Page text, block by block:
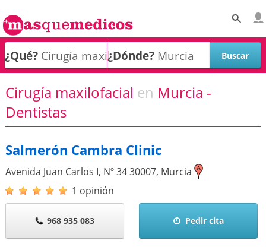
¿Qué? ¿Dónde?
Cirugía maxilofacial en Murcia -
Dentistas
Salmerón Cambra Clinic
Avenida Juan Carlos I, Nº 3430007, Murcia
1 opinión
968 935 083 Pedir cita